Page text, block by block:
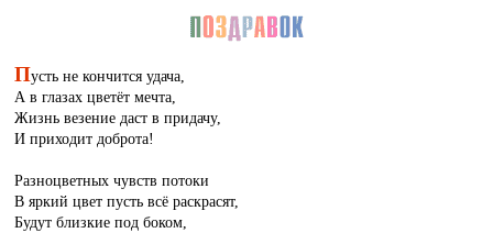
Пусть не кончится удача,
А в глазах цветёт мечта,
Жизнь везение даст в придачу,
И приходит доброта!
Разноцветных чувств потоки
В яркий цвет пусть всё раскрасят,
Будут близкие под боком,